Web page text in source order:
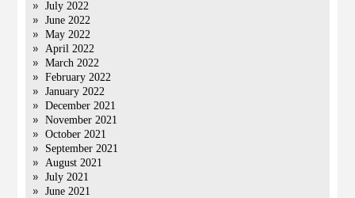
July 2022
June 2022
May 2022
April 2022
March 2022
February 2022
January 2022
December 2021
November 2021
October 2021
September 2021
August 2021
July 2021
June 2021